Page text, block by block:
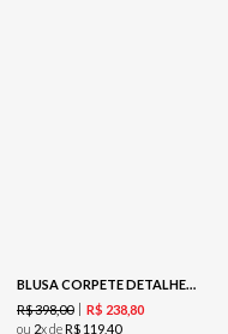
BLUSA CORPETE DETALHE V - RED
R$398,00 R$ 23880
ou 2x deR$ 11940